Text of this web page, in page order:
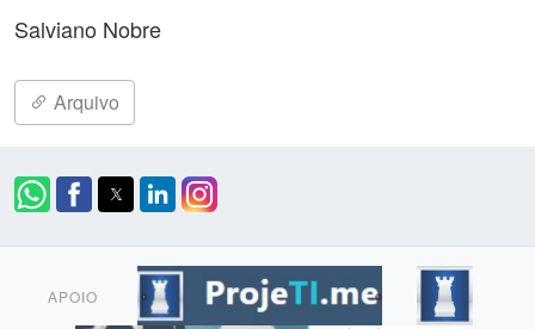
Salviano Nobre
Arquivo
APOIO